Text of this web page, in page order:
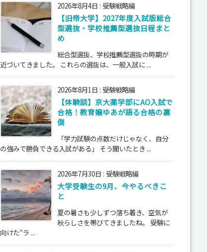
2026年8月4日 : 受験戦略編
【旧帝大学】2027年度入試版総合
型選抜・学校推薦型選抜日程まと
め
総合型選抜、学校推薦型選抜の時期が
近づいてきました。 これらの選抜は、一般入試に ...
2026年8月1日 : 受験戦略編
【体験談】京大薬学部にAO入試で
合格！教育嬢ゆあが語る合格の裏
側
「学力試験の点数だけじゃなく、自分
の強みで勝負できる入試がある」 そう聞いたとき ...
2026年7月30日 : 受験戦略編
大学受験生の9月、今やるべきこ
と
夏の暑さも少しずつ落ち着き、空気が
秋らしさを帯びてきましたね。 受験に
向けた“ラ ...